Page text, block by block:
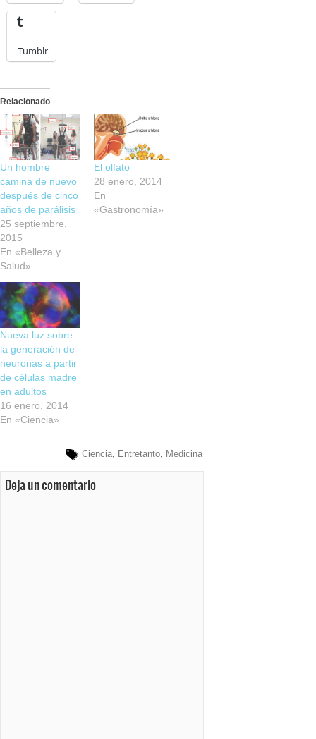
Tumblr
Relacionado
Un hombre
camina de nuevo
después de cinco
años de parálisis
25 septiembre,
2015
En «Belleza y
Salud»
El olfato
28 enero, 2014
En
«Gastronomía»
Nueva luz sobre
la generación de
neuronas a partir
de células madre
en adultos
16 enero, 2014
En «Ciencia»
Ciencia, Entretanto, Medicina
Deja un comentario